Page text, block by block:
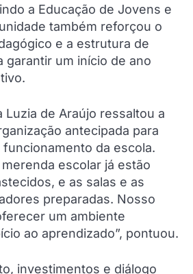
a Educação de Jovens e
também reforçou o
e a estrutura de
garantir um início de ano
Luzia de Araújo ressaltou a
antecipada para
da escola.
escolar já estão
e as salas e as
preparadas. Nosso
um ambiente
ao aprendizado”, pontuou.
investimentos e diálogo